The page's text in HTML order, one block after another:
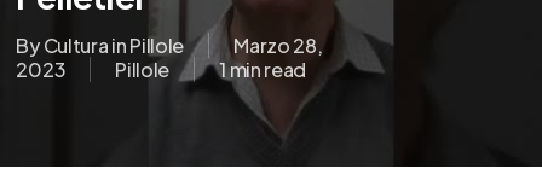
ByCultura in Pillole
Marzo 28,
2023
Pillole 1 min read